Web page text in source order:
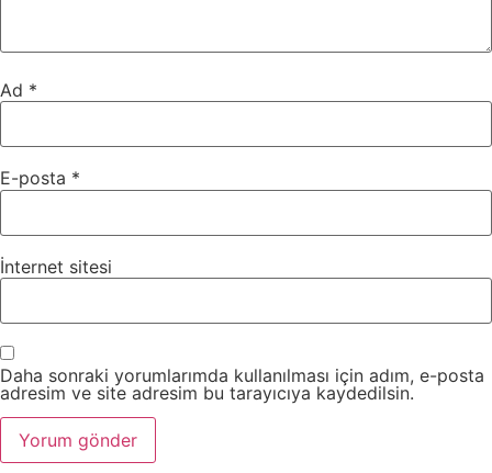
Ad *
E-posta *
İnternet sitesi
Daha sonraki yorumlarımda kullanılması için adım, e-posta
adresim ve site adresim bu tarayıcıya kaydedilsin.